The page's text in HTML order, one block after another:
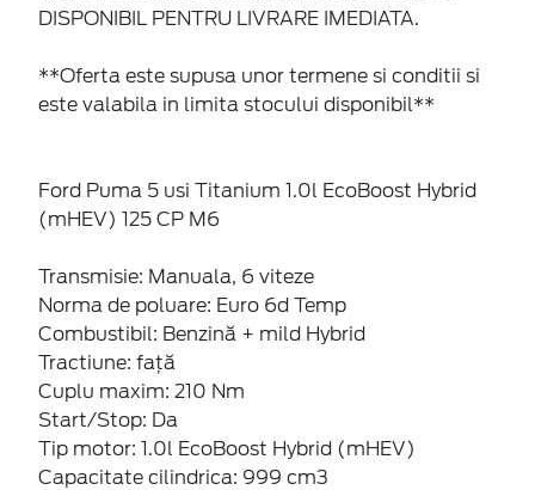
DISPONIBIL PENTRU LIVRARE IMEDIATA.
**Oferta este supusa unor termene si conditii si
este valabila in limita stocului disponibil**
Ford Puma 5 usi Titanium 1.0l EcoBoost Hybrid
(mHEV) 125 CP M6
Transmisie: Manuala, 6 viteze
Norma de poluare: Euro 6d Temp
Combustibil: Benzină + mild Hybrid
Tractiune: faţă
Cuplu maxim: 210 Nm
Start/Stop: Da
Tip motor: 1.0l EcoBoost Hybrid (mHEV)
Capacitate cilindrica: 999 cm3